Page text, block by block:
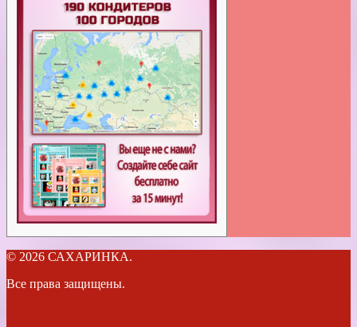
© 2026 САХАРИНКА.
Все права защищены.